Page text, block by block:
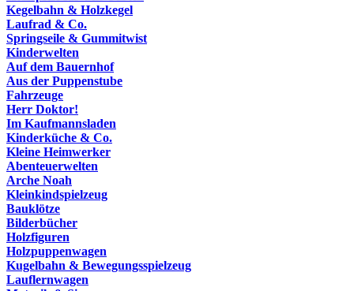
Kegelbahn & Holzkegel
Laufrad & Co.
Springseile & Gummitwist
Kinderwelten
Auf dem Bauernhof
Aus der Puppenstube
Fahrzeuge
Herr Doktor!
Im Kaufmannsladen
Kinderküche & Co.
Kleine Heimwerker
Abenteuerwelten
Arche Noah
Kleinkindspielzeug
Bauklötze
Bilderbücher
Holzfiguren
Holzpuppenwagen
Kugelbahn & Bewegungsspielzeug
Lauflernwagen